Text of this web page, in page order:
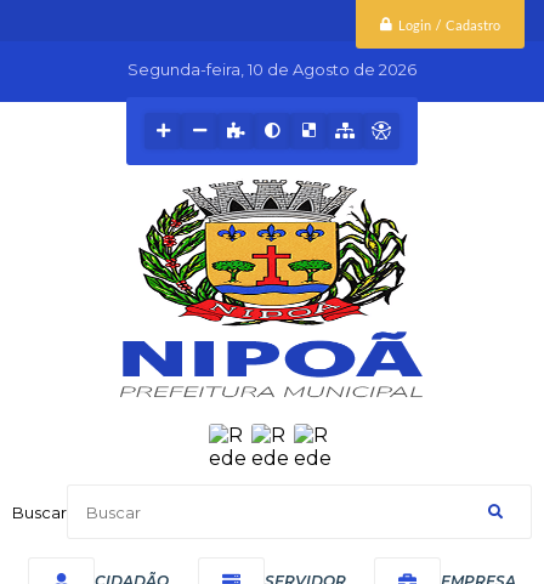
Login / Cadastro
Buscar
Segunda-feira 10 de Agosto de 2026